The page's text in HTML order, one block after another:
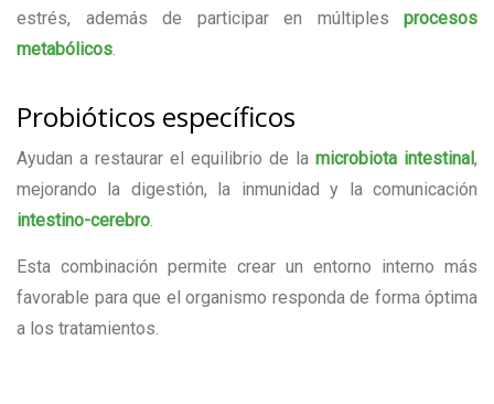
estrés, además de participar en múltiples procesos
metabólicos.
Probióticos específicos
Ayudan a restaurar el equilibrio de la microbiota intestinal ,
mejorando la digestión, la inmunidad y la comunicación
intestino-cerebro.
Esta combinación permite crear un entorno interno más
favorable para que el organismo responda de forma óptima
a los tratamientos.